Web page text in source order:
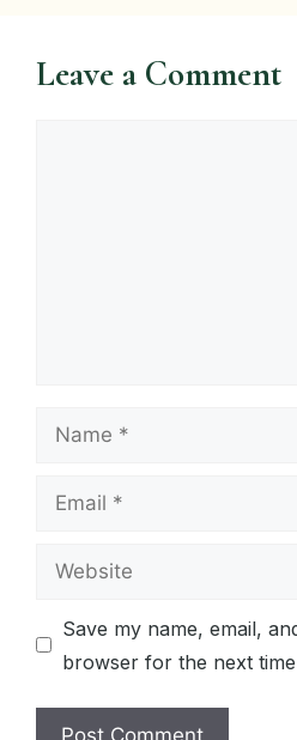
Leave a Comment
Name
Email
Website
Save my name, email,
browser for the next